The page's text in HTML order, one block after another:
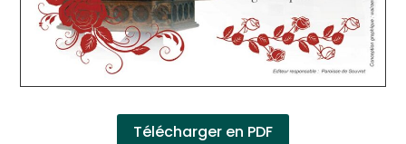
Télécharger en PDF